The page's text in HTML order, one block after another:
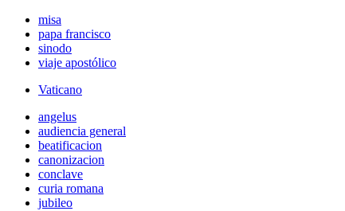
misa
papa francisco
sinodo
viaje apostólico
Vaticano
angelus
audiencia general
beatificacion
canonizacion
conclave
curia romana
jubileo